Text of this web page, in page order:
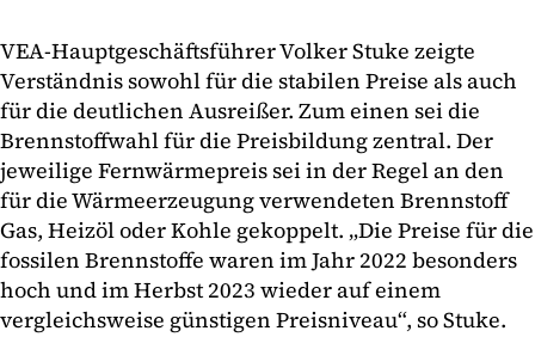
VEA-Hauptgeschäftsführer Volker Stuke zeigte
Verständnis sowohl für die stabilen Preise als auch
für die deutlichen Ausreißer. Zum einen sei die
Brennstoffwahl für die Preisbildung zentral. Der
jeweilige Fernwärmepreis sei in der Regel an den
für die Wärmeerzeugung verwendeten Brennstoff
Gas, Heizöl oder Kohle gekoppelt. „Die Preise für die
fossilen Brennstoffe waren im Jahr 2022 besonders
hoch und im Herbst 2023 wieder auf einem
vergleichsweise günstigen Preisniveau“, so Stuke.